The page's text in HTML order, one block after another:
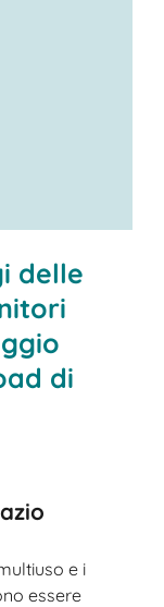
delle
di
e i
essere